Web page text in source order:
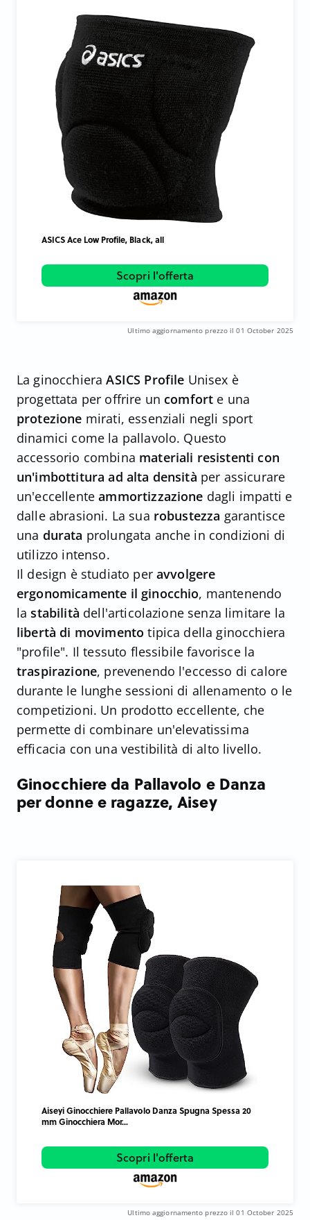
ASICS Ace Low Profile, Black, all
Scopri l'offerta
Ultimo aggiornamento prezzo il 01 October 2025
La ginocchieraASICS Profile Unisex è
progettata per offrire un comfort e una
protezione mirati, essenziali negli sport
dinamici come la pallavolo. Questo
accessorio combina materiali resistenti con
un'imbottitura ad alta densità per assicurare
un'eccellenteammortizzazione dagli impatti e
dalle abrasioni. La sua robustezza garantisce
una durata prolungata anche in condizioni di
utilizzo intenso.
Il design è studiato per avvolgere
ergonomicamente il ginocchio, mantenendo
lastabilità dell'articolazione senza limitare la
libertà di movimento tipica della ginocchiera
"profile". Il tessuto flessibile favorisce la
traspirazione, prevenendo l'eccesso di calore
durante le lunghe sessioni di allenamento o le
competizioni. Un prodotto eccellente, che
permette di combinare un'elevatissima
efficacia con una vestibilità di alto livello.
Ginocchiere da Pallavolo e Danza
per donne e ragazze, Aisey
Aiseyi Ginocchiere Pallavolo Danza Spugna Spessa 20
mm Ginocchiera Mor...
Scopri l'offerta
Ultimo aggiornamento prezzo il 01 October 2025